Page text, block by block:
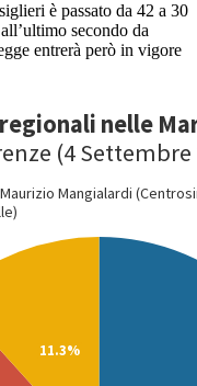
economica. Su questo
che ha
di Banca Marche
la burocraziae
anziché di
delle Marche è
5 Stelle, che è
e dal PD di ritirarsi per
nelle Marche. Alla
da solo e che ha
in cambio di qualche
nazionale non è stata
Regioni dove si